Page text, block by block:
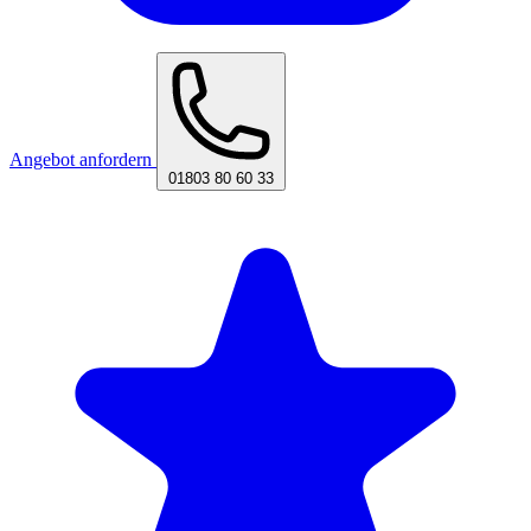
Angebot anfordern
01803 80 60 33